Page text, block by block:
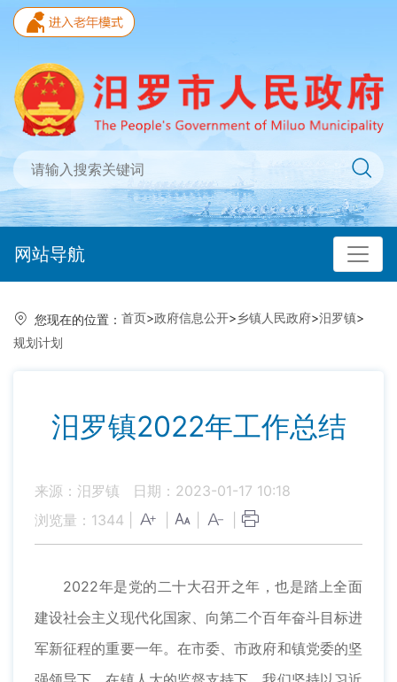
网站导航
您现在的位置： 首页>政府信息公开>乡镇人民政府>汨罗镇>
规划计划
汨罗镇2022年工作总结
来源：汨罗镇
日期：2023-01-17 10:18
浏览量： 1344
2022年是党的二十大召开之年，也是踏上全面
建设社会主义现代化国家、向第二个百年奋斗目标进
军新征程的重要一年。在市委、市政府和镇党委的坚